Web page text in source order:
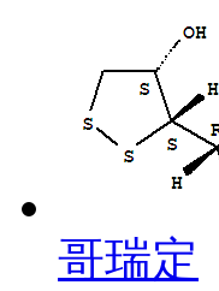
哥瑞定